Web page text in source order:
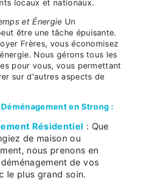
locaux et nationaux.
et Énergie Un
être une tâche épuisante.
Frères, vous économisez
Nous gérons tous les
pour vous, vous permettant
sur d'autres aspects de
en Strong :
Résidentiel : Que
de maison ou
nous prenons en
de vos
le plus grand soin.